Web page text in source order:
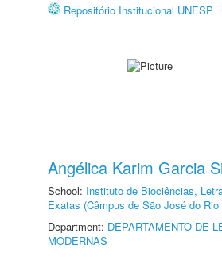
Repositório Institucional UNESP
Angélica Karim Garcia
School: Instituto de Biociências,
Exatas (Câmpus de São José do Rio
Department: DEPARTAMENTO DE
MODERNAS